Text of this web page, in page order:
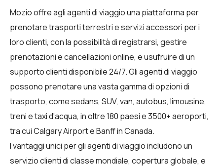
Mozio offre agli agenti di viaggio una piattaforma per
prenotare trasporti terrestri e servizi accessori per i
loro clienti, con la possibilità di registrarsi, gestire
prenotazioni e cancellazioni online, e usufruire di un
supporto clienti disponibile 24/7. Gli agenti di viaggio
possono prenotare una vasta gamma di opzioni di
trasporto, come sedans, SUV, van, autobus, limousine,
treni e taxi d'acqua, in oltre 180 paesi e 3500+ aeroporti,
tra cui Calgary Airport e Banff in Canada.
I vantaggi unici per gli agenti di viaggio includono un
servizio clienti di classe mondiale, copertura globale, e